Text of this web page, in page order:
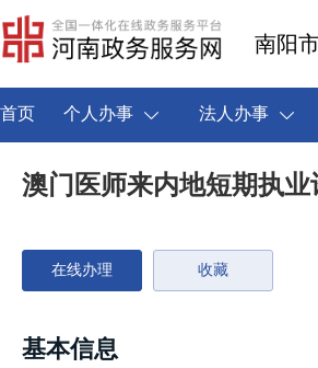
南阳
首页 个人办事 法人办事
澳门医师来内地短期执业
在线办理 收藏
基本信息